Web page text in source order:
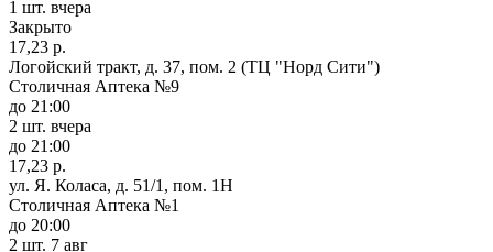
1 шт. вчера
Закрыто
17,23 р.
Логойский тракт, д. 37, пом. 2 (ТЦ "Норд Сити")
Столичная Аптека №9
до 21:00
2 шт. вчера
до 21:00
17,23 р.
ул. Я. Коласа, д. 51/1, пом. 1Н
Столичная Аптека №1
до 20:00
2 шт. 7 авг